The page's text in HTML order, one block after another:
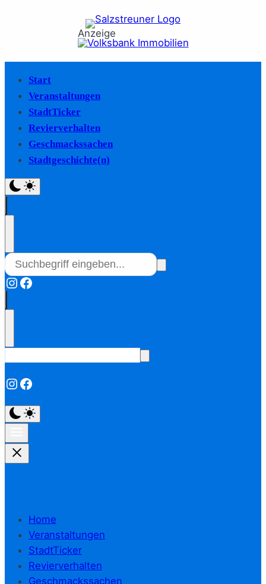
Anzeige
Start
Veranstaltungen
StadtTicker
Revierverhalten
Geschmackssachen
Stadtgeschichte(n)
Instagram
Facebook
Instagram
Facebook
Home
Veranstaltungen
StadtTicker
Revierverhalten
Geschmackssachen